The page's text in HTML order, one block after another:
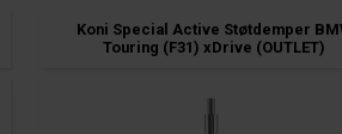
Koni Special Active Støtdemper
Touring (F31) xDrive (OUTLET)